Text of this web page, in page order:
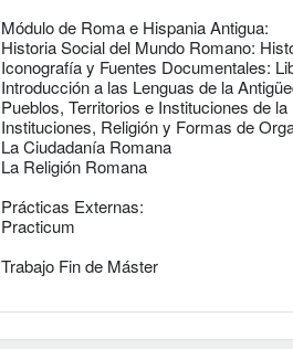
Módulo de Roma e Hispania Antigua:
Historia Social del Mundo Romano:
Iconografía y Fuentes Documentales:
Introducción a las Lenguas de la
Pueblos, Territorios e Instituciones de
Instituciones, Religión y Formas de
La Ciudadanía Romana
La Religión Romana
Prácticas Externas:
Practicum
Trabajo Fin de Máster